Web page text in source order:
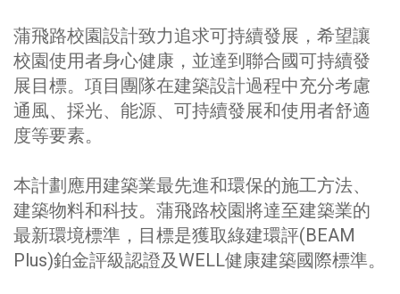
蒲飛路校園設計致力追求可持續發展，希望讓
校園使用者身心健康，並達到聯合國可持續發
展目標。項目團隊在建築設計過程中充分考慮
通風、採光、能源、可持續發展和使用者舒適
度等要素。
本計劃應用建築業最先進和環保的施工方法、
建築物料和科技。蒲飛路校園將達至建築業的
最新環境標準，目標是獲取綠建環評(BEAM
Plus)鉑金評級認證及WELL健康建築國際標準。